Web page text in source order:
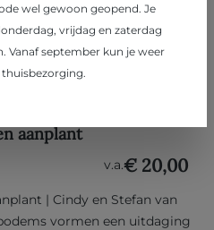
aanplant
v.a.€ 20,00
| Cindy en Stefan van
vormen een uitdaging
wel gewoon geopend. Je
vrijdag en zaterdag
Vanaf september kun je weer